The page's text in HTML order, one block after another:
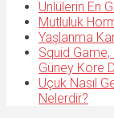
Ünlülerin En
Mutluluk
Yaşlanma
Squid Game,
Güney Kore
Uçuk Nasıl
Nelerdir?